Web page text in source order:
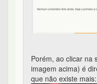
Porém, ao clicar na
imagem acima) é
que não existe mais: